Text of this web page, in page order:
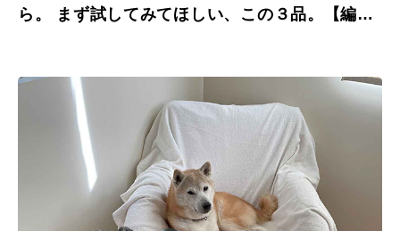
ら。 まず試してみてほしい、この３品。【編集